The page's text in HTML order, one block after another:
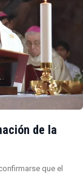
de la
que el